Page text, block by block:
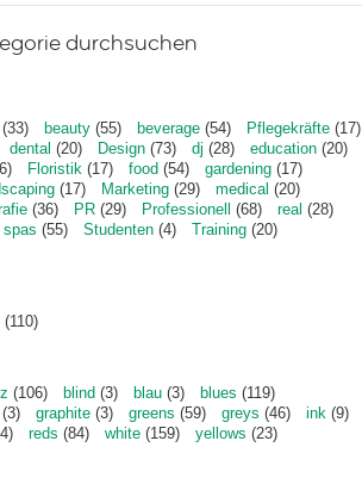
durchsuchen
(33) beauty (55) beverage (54) Pflegekräfte (17)
dental (20) Design (73) dj (28) education (20)
Floristik (17) food (54) gardening (17)
(17) Marketing (29) medical (20)
(36) PR (29) Professionell (68) real (28)
spas (55) Studenten (4) Training (20)
(110)
(106) blind (3) blau (3) blues (119)
(3) graphite (3) greens (59) greys (46) ink (9)
reds (84) white (159) yellows (23)